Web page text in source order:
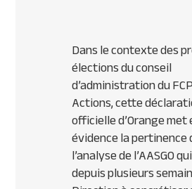
Dans le contexte des
élections du conseil
d’administration du
Actions, cette
officielle d’Orange met
évidence la pertinence
l’analyse de l’AASGO
depuis plusieurs